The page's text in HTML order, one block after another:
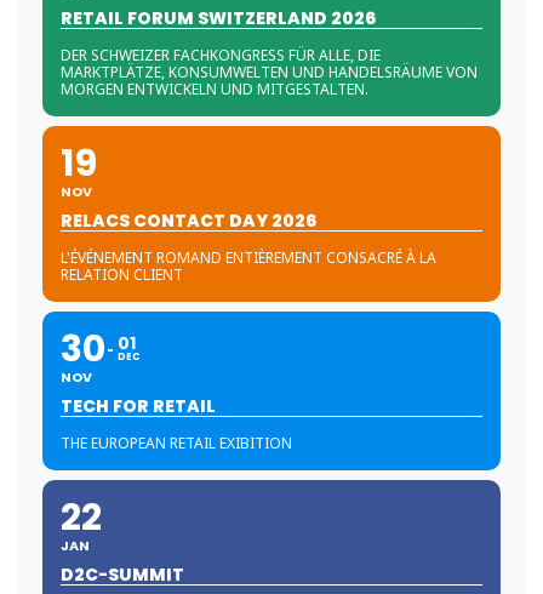
RETAIL FORUM SWITZERLAND 2026
DER SCHWEIZER FACHKONGRESS FÜR ALLE, DIE
MARKTPLÄTZE, KONSUMWELTEN UND HANDELSRÄUME VON
MORGEN ENTWICKELN UND MITGESTALTEN.
19
NOV
RELACS CONTACT DAY 2026
L'ÉVÉNEMENT ROMAND ENTIÈREMENT CONSACRÉ À LA
RELATION CLIENT
30
NOV
01
DEC
TECH FOR RETAIL
THE EUROPEAN RETAIL EXIBITION
22
JAN
D2C-SUMMIT